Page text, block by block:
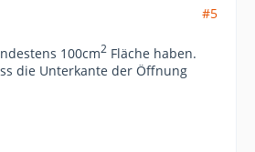
#5
100cm2 Fläche haben.
die Unterkante der Öffnung